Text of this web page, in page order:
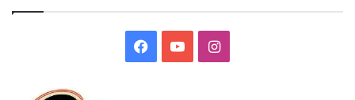
Facebook
YouTubeInstagram